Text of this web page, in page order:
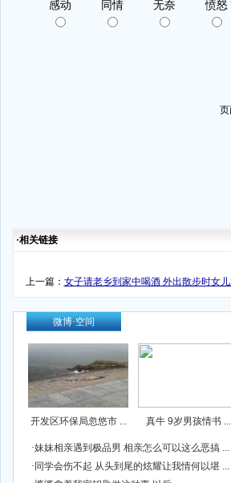
·相关链接
上一篇： 女子请老乡到家中喝酒 外出散步时女